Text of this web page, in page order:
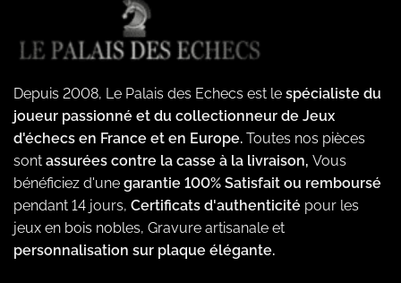
Depuis 2008, Le Palais des Echecs est le spécialiste du
joueur passionné et du collectionneur de Jeux
d'échecs en France et en Europe. Toutes nos pièces
sont assurées contre la casse à la livraison, Vous
bénéficiez d'une garantie 100% Satisfait ou remboursé
pendant 14 jours, Certificats d'authenticité pour les
jeux en bois nobles, Gravure artisanale et
personnalisation sur plaque élégante.